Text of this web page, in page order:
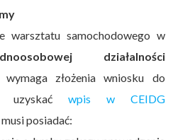
warsztatu samochodowego w
działalności
wymaga złożenia wniosku do
uzyskać wpis w CEIDG
posiadać: